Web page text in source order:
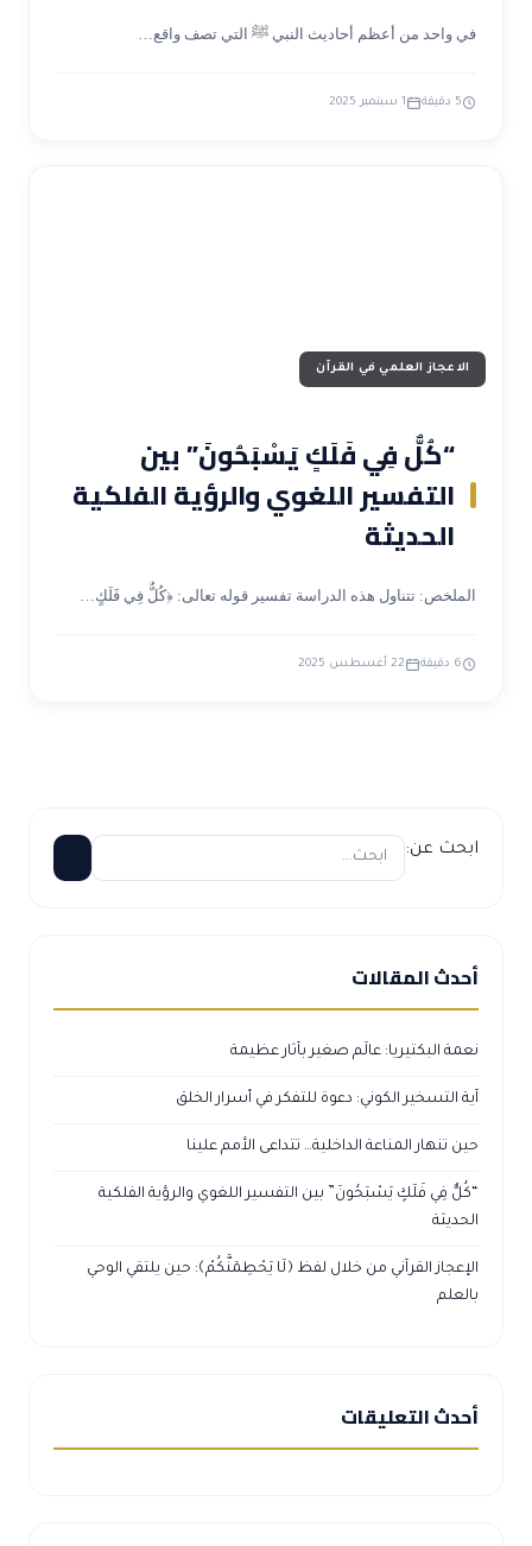
في واحد من أعظم أحاديث النبي ﷺ التي تصف واقع…
5 دقيقة 1 سبتمبر 2025
الاعجاز العلمي في القرآن
“كُلٌّ فِي فَلَكٍ يَسْبَحُونَ” بين
التفسير اللغوي والرؤية الفلكية
الحديثة
الملخص: تتناول هذه الدراسة تفسير قوله تعالى: ﴿كُلٌّ فِي فَلَكٍ…
6 دقيقة 22 أغسطس 2025
ابحث عن:
أحدث المقالات
نعمة البكتيريا: عالَم صغير بآثار عظيمة
آية التسخير الكوني: دعوة للتفكر في أسرار الخلق
حين تنهار المناعة الداخلية… تتداعى الأمم علينا
“كُلٌّ فِي فَلَكٍ يَسْبَحُونَ” بين التفسير اللغوي والرؤية الفلكية
الحديثة
الإعجاز القرآني من خلال لفظ ﴿لَا يَحْطِمَنَّكُمْ﴾: حين يلتقي الوحي
بالعلم
أحدث التعليقات